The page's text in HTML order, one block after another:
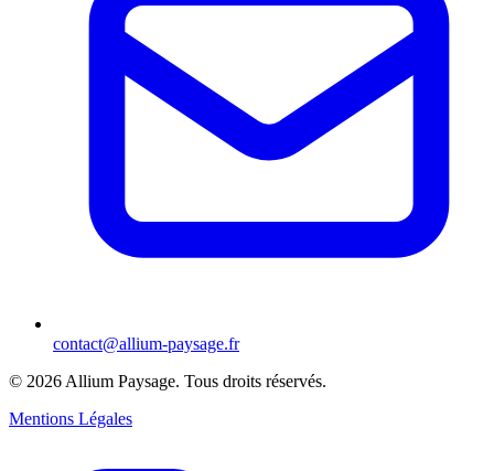
contact@allium-paysage.fr
© 2026 Allium Paysage. Tous droits réservés.
Mentions Légales